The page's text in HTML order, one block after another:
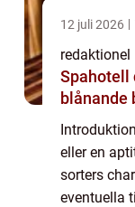
12 juli 2026
redaktionel
Spahotell dalarna
blånande
eller en
sorters
eventuella